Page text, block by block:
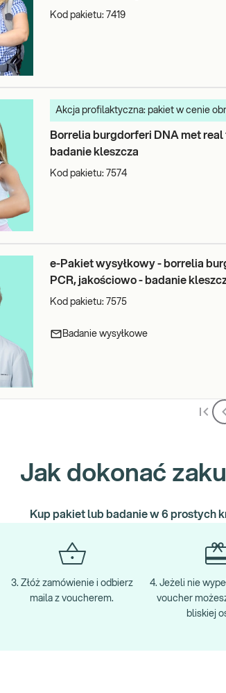
Kod pakietu: 7419
Akcja profilaktyczna: pakiet w cenie
Borrelia burgdorferi DNA met
badanie kleszcza
Kod pakietu: 7574
e-Pakiet wysyłkowy - borrelia
PCR, jakościowo - badanie
Kod pakietu: 7575
Badanie wysyłkowe
Jak dokonać
Kup pakiet lub badanie w 6 prostych
3. Złóż zamówienie i odbierz
maila z voucherem.
4. Jeżeli nie
voucher
bliskiej